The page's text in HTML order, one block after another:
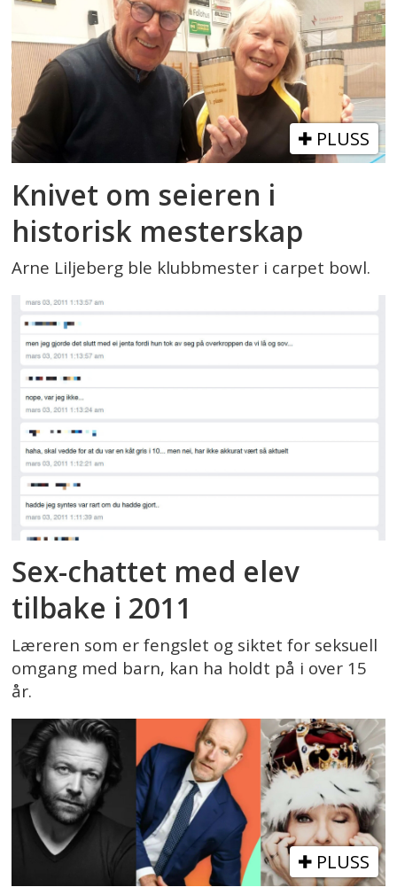
PLUSS
Knivet om seieren i
historisk mesterskap
Arne Liljeberg ble klubbmester i carpet bowl.
Sex-chattet med elev
tilbake i 2011
Læreren som er fengslet og siktet for seksuell
omgang med barn, kan ha holdt på i over 15
år.
PLUSS